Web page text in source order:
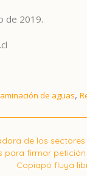
de 2019.
de aguas,
de los
para firmar petición
Copiapó fluya